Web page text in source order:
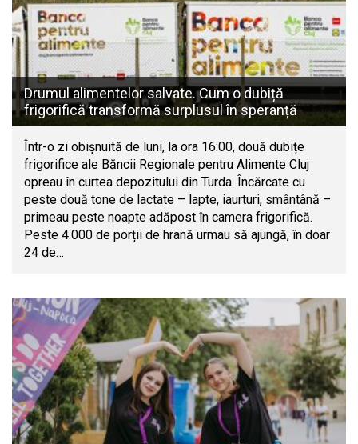
Drumul alimentelor salvate. Cum o dubiță
frigorifică transformă surplusul în speranță
Într-o zi obișnuită de luni, la ora 16:00, două dubițe
frigorifice ale Băncii Regionale pentru Alimente Cluj
opreau în curtea depozitului din Turda. Încărcate cu
peste două tone de lactate – lapte, iaurturi, smântână –
primeau peste noapte adăpost în camera frigorifică.
Peste 4.000 de porții de hrană urmau să ajungă, în doar
24 de…